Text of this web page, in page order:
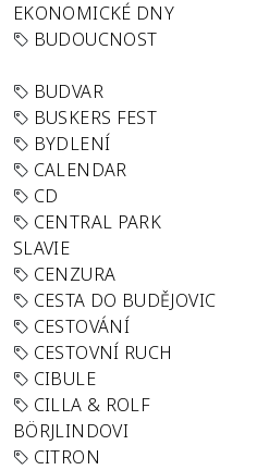
EKONOMICKÉ DNY
BUDOUCNOST
BUDVAR
BUSKERS FEST
BYDLENÍ
CALENDAR
CD
CENTRAL PARK
SLAVIE
CENZURA
CESTA DO BUDĚJOVIC
CESTOVÁNÍ
CESTOVNÍ RUCH
CIBULE
CILLA & ROLF
BÖRJLINDOVI
CITRON